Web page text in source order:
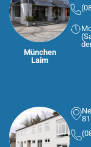
München
Laim